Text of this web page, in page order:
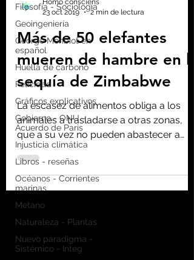
Filosofía - Sociología
Geoingeniería
George Monbiot en
español
Huella de carbono
Felicidad
Gráficos explicativos
Gobierno - ONU -
Acuerdo de Paris
Injusticia climática
Libros - reseñas
Océanos - Corrientes
marinas
Metano
Naturaleza - Plantas
Nuevo paradigma -
Sistémico - Integ
Homo consciens
23 oct 2019
2 min de lectura
Más de 50 elefantes
mueren de hambre en la
sequía de Zimbabwe
La escasez de alimentos obliga a los
animales a trasladarse a otras zonas,
que a su vez no pueden abastecer a
tantos animales